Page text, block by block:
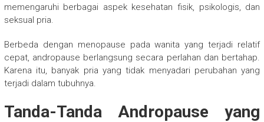
memengaruhi berbagai aspek kesehatan fisik, psikologis, dan
seksual pria.
Berbeda dengan menopause pada wanita yang terjadi relatif
cepat, andropause berlangsung secara perlahan dan bertahap.
Karena itu, banyak pria yang tidak menyadari perubahan yang
terjadi dalam tubuhnya.
Tanda-Tanda Andropause yang